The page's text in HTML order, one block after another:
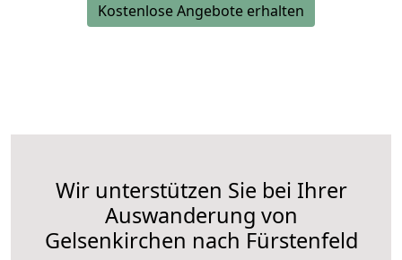
Kostenlose Angebote erhalten
Wir unterstützen Sie bei Ihrer
Auswanderung von
Gelsenkirchen nach Fürstenfeld